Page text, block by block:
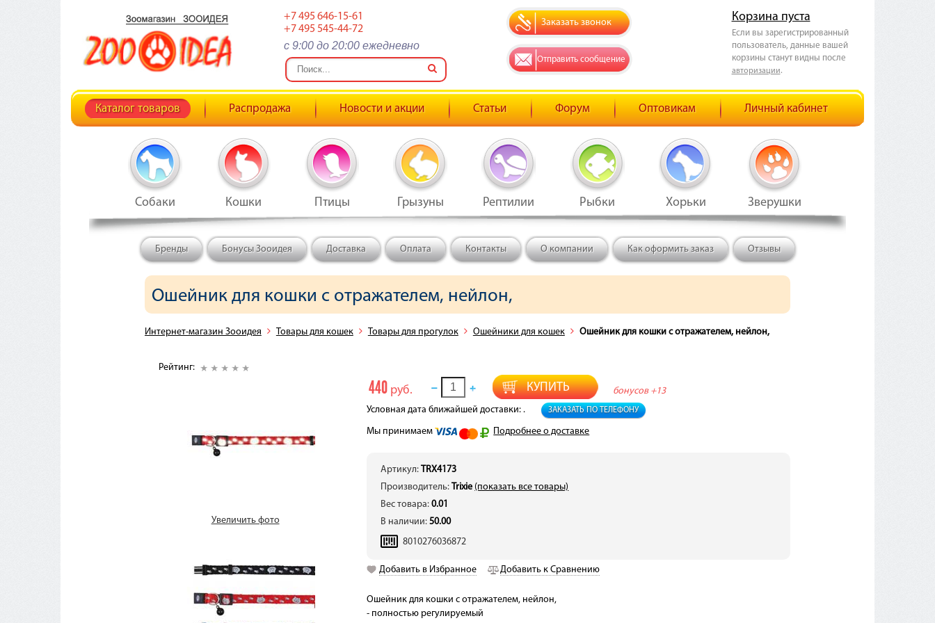
+7 495 646-15-61
+7 495 545-44-72
c 9:00 до 20:00 ежедневно
Заказать звонок
Отправить сообщение
Корзина пуста
Если вы зарегистрированный
пользователь, данные вашей
корзины станут видны после
авторизации.
Каталог товаров Распродажа Новости и акции Статьи Форум Оптовикам Личный кабинет
Собаки Кошки Птицы Грызуны Рептилии Рыбки Хорьки Зверушки
Бренды Бонусы Зооидея Доставка Оплата Контакты О компании Как оформить заказ Отзывы
Ошейник для кошки с отражателем, нейлон,
Интернет-магазин Зооидея Товары для кошек Товары для прогулок Ошейники для кошек Ошейник для кошки с отражателем, нейлон,
Рейтинг:
Увеличить фото
440 руб. КУПИТЬ бонусов +13
Условная дата ближайшей доставки: .
ЗАКАЗАТЬ ПО ТЕЛЕФОНУ
Мы принимаем Подробнее о доставке
Артикул: TRX4173
Производитель: Trixie (показать все товары)
Вес товара:0.01
В наличии:50.00
8010276036872
Добавить в Избранное Добавить к Сравнению
Ошейник для кошки с отражателем, нейлон,
- полностью регулируемый